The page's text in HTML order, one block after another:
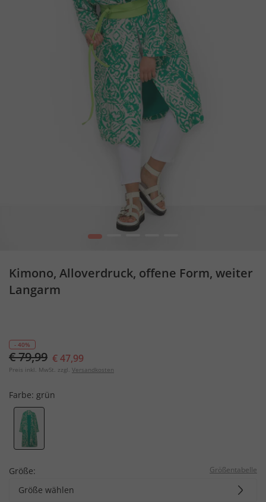
1
Kimono, Alloverdruck, offene Form, weiter
Langarm
- 40%
€ 79,99 € 47,99
Preis inkl. MwSt. zzgl. Versandkosten
Farbe: grün
Größe: Größentabelle
Größe wählen